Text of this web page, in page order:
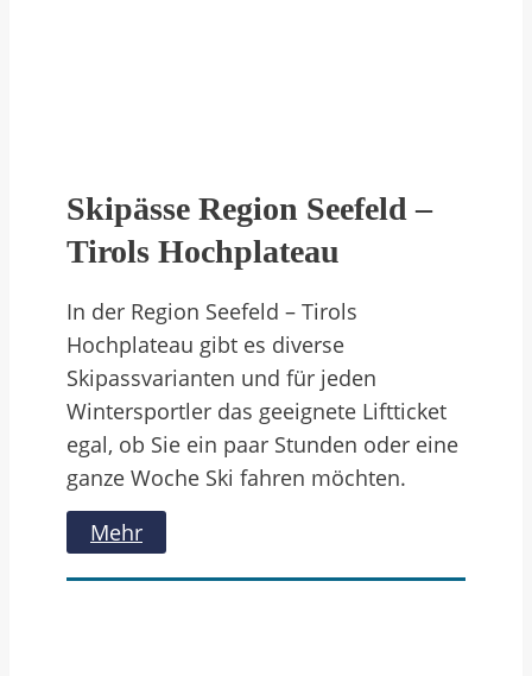
Skipässe Region Seefeld –
Tirols Hochplateau
In der Region Seefeld – Tirols
Hochplateau gibt es diverse
Skipassvarianten und für jeden
Wintersportler das geeignete Liftticket
egal, ob Sie ein paar Stunden oder eine
ganze Woche Ski fahren möchten.
Mehr